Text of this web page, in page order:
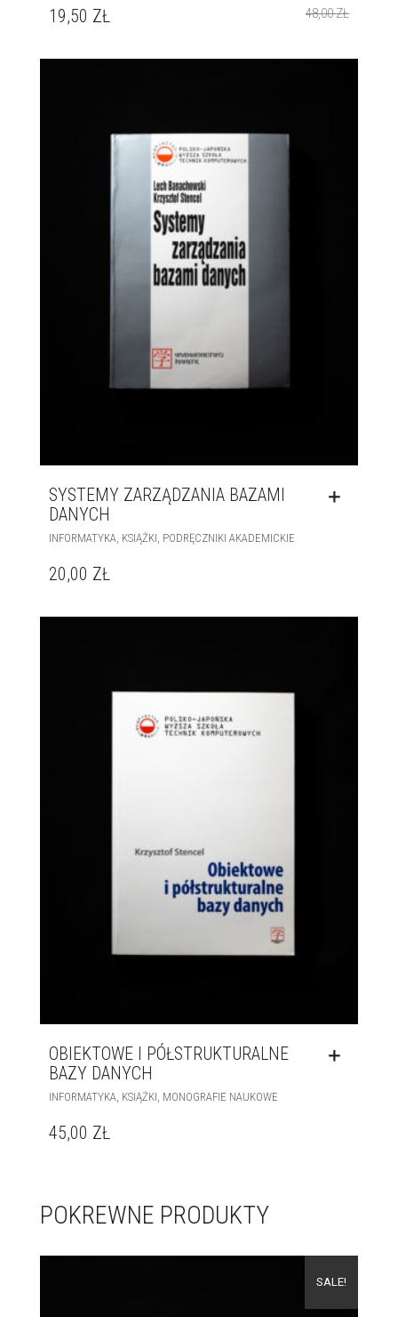
48,00ZŁ
19,50 ZŁ
SYSTEMY ZARZĄDZANIA BAZAMI
DANYCH
INFORMATYKA, KSIĄŻKI, PODRĘCZNIKI AKADEMICKIE
20,00 ZŁ
OBIEKTOWE I PÓŁSTRUKTURALNE
BAZY DANYCH
INFORMATYKA KSIĄŻKI MONOGRAFIE NAUKOWE
45,00 ZŁ
POKREWNE PRODUKTY
SALE!